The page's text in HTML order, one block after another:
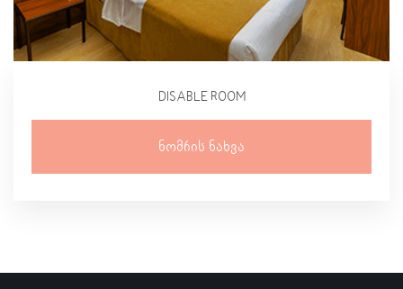
DISABLE ROOM
Ნომრის Ნახვა